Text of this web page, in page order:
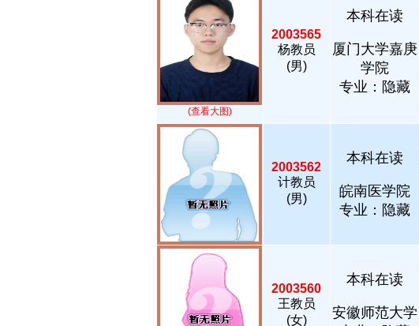
(查看大图)
2003565
杨教员
(男)
本科在读
厦门大学嘉庚
学院
专业：隐藏
2003562
计教员
(男)
本科在读
皖南医学院
专业：隐藏
2003560
王教员
(女)
本科在读
安徽师范大学